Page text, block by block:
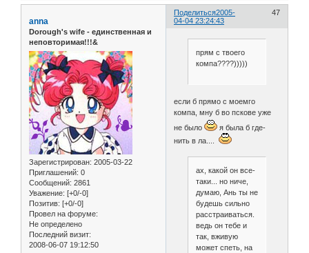
Поделиться 47
2005-
04-04 23:24:43
anna
Dorough's wife - единственная и
неповторимая!!!&
Зарегистрирован: 2005-03-22
Приглашений: 0
Сообщений: 2861
Уважение: [+0/-0]
Позитив: [+0/-0]
Провел на форуме:
Не определено
Последний визит:
2008-06-07 19:12:50
прям с твоего
компа????)))))
если б прямо с моемго
компа, мну б во пскове уже
не было
я была б где-
нить в ла....
ах, какой он все-
таки... но ниче,
думаю, Ань ты не
будешь сильно
расстраиваться.
ведь он тебе и
так, вживую
может спеть, на